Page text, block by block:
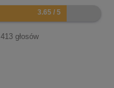
413głosów